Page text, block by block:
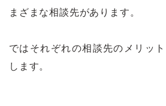
まざまな相談先があります。
ではそれぞれの相談先のメリッ
します。